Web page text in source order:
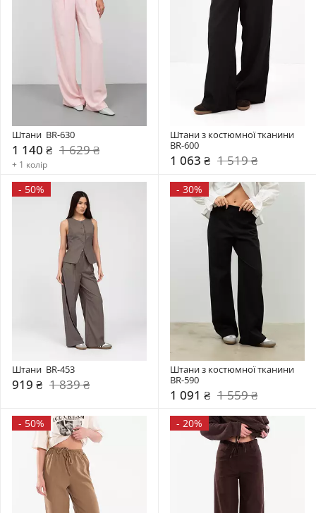
Штани  BR-630
1 140 ₴ 1 629 ₴
+ 1 колір
Штани з костюмної тканини
BR-600
1 063 ₴ 1 519 ₴
- 50%
Штани  BR-453
919 ₴ 1 839 ₴
- 30%
Штани з костюмної тканини
BR-590
1 091 ₴ 1 559 ₴
- 50% - 20%